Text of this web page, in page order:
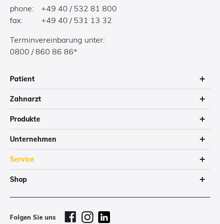
phone:
+49 40 / 532 81 800
fax:
+49 40 / 531 13 32
Terminvereinbarung unter:
0800 / 860 86 86*
Patient
Zahnarzt
Produkte
Unternehmen
Service
Shop
Folgen Sie uns